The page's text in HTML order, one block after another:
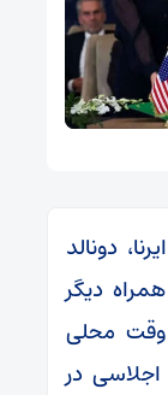
دونالد
دیگر
وقت محلی
اجلاسی در